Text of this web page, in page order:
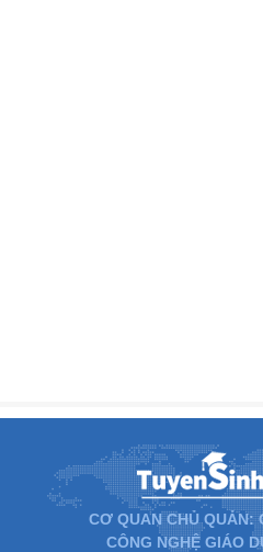
CƠ QUAN CHỦ QUẢN:
CÔNG NGHỆ GIÁO